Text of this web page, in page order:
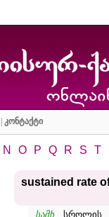
კონტაქტი
N O P Q R S T
sustained rate
სამხ. სროლის